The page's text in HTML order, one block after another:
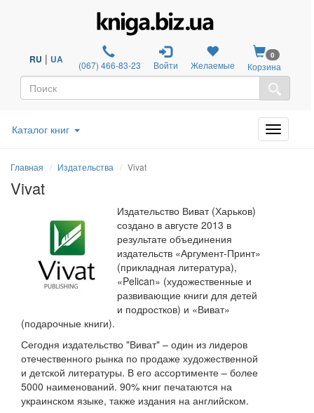
RU | UA (067) 466-83-23 Войти Желаемые
0
Корзина
Каталог книг
Главная Издательства Vivat
Vivat
Издательство Виват (Харьков)
создано в августе 2013 в
результате объединения
издательств «Аргумент-Принт»
(прикладная литература),
«Pelican» (художественные и
развивающие книги для детей
и подростков) и «Виват»
(подарочные книги).
Сегодня издательство "Виват" – один из лидеров
отечественного рынка по продаже художественной
и детской литературы. В его ассортименте – более
5000 наименований. 90% книг печатаются на
украинском языке, также издания на английском.